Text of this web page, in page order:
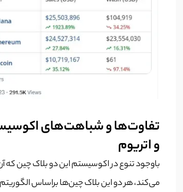
تفاوت‌ها و شباهت‌های
و اتریوم
باوجود تنوع در اکوسیستم این دو بلاک چین که
می‌کند، هر دو این بلاک چین‌ها براساس